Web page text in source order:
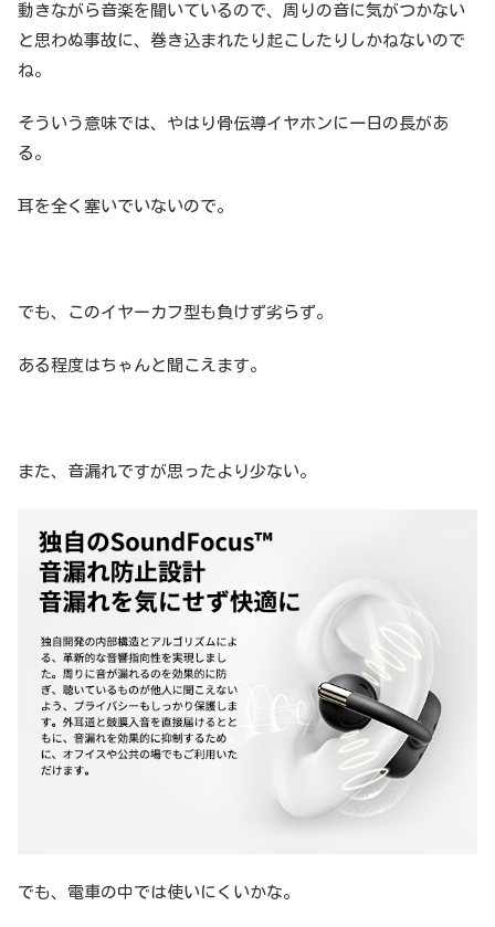
動きながら音楽を聞いているので、周りの音に気がつかない
と思わぬ事故に、巻き込まれたり起こしたりしかねないので
ね。
そういう意味では、やはり骨伝導イヤホンに一日の長があ
る。
耳を全く塞いでいないので。
でも、このイヤーカフ型も負けず劣らず。
ある程度はちゃんと聞こえます。
また、音漏れですが思ったより少ない。
でも、電車の中では使いにくいかな。